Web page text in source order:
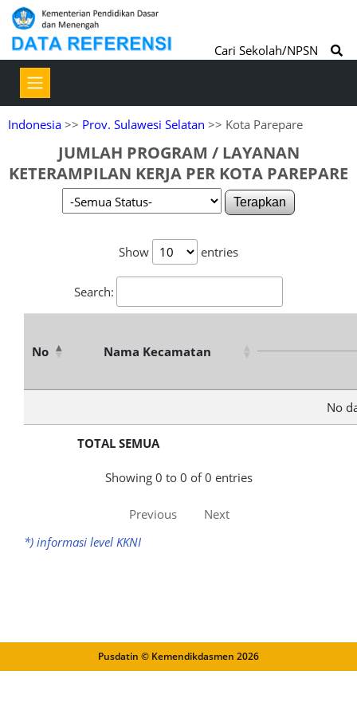
Cari Sekolah/NPSN
Indonesia >> Prov. Sulawesi Selatan >> Kota Parepare
JUMLAH PROGRAM / LAYANAN
KETERAMPILAN KERJA PER KOTA PAREPARE
Terapkan
Show entries
Search:
No Nama Kecamatan
No
TOTAL SEMUA
Showing 0 to 0 of 0 entries
Previous
Next
*) informasi level KKNI
Pusdatin © Kemendikdasmen 2026